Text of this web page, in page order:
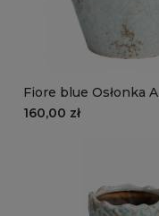
Fiore blue Osłonka A
160,00 zł